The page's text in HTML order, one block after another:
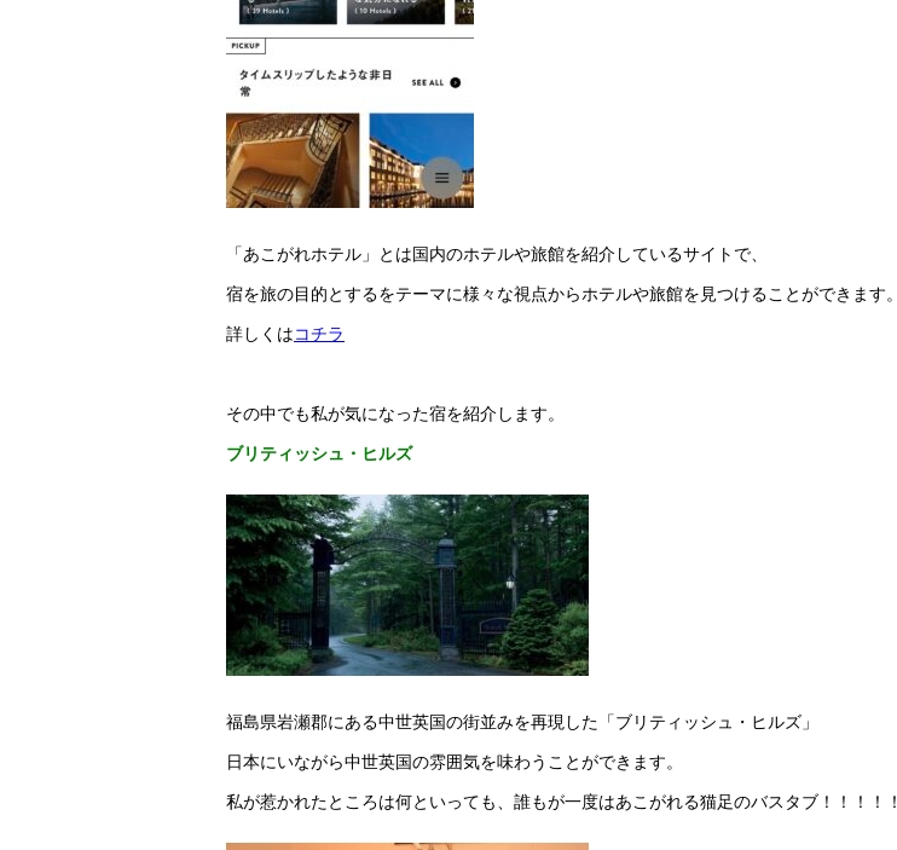
「あこがれホテル」とは国内のホテルや旅館を紹介しているサイトで、
宿を旅の目的とするをテーマに様々な視点からホテルや旅館を見つけることができます。
詳しくはコチラ
その中でも私が気になった宿を紹介します。
ブリティッシュ・ヒルズ
福島県岩瀬郡にある中世英国の街並みを再現した「ブリティッシュ・ヒルズ」
日本にいながら中世英国の雰囲気を味わうことができます。
私が惹かれたところは何といっても、誰もが一度はあこがれる猫足のバスタブ！！！！！